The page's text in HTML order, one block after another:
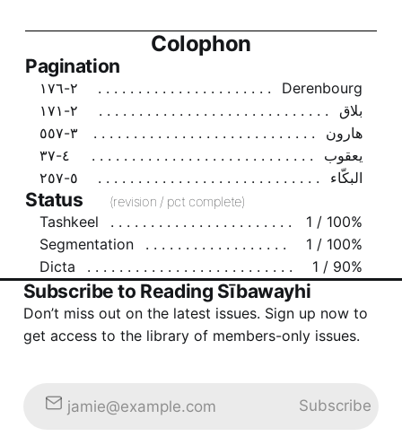
Colophon
Pagination
Derenbourg
٢-١٧٦
بلاق
٢-١٧١
هارون
٣-٥٥٧
يعقوب
٤-٣٧
البكّاء
٥-٢٥٧
Status (revision / pct complete)
Tashkeel
1 / 100%
Segmentation
1 / 100%
Dicta
1 / 90%
Subscribe to Reading Sībawayhi
Don’t miss out on the latest issues. Sign up now to
get access to the library of members-only issues.
jamie@example.com Subscribe